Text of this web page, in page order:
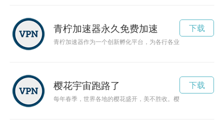
青柠加速器永久免费加速
青柠加速器作为一个创新孵化平台，为各行各业的创业者提供
下载
樱花宇宙跑路了
每年春季，世界各地的樱花盛开，美不胜收。樱花的绽放就像
下载